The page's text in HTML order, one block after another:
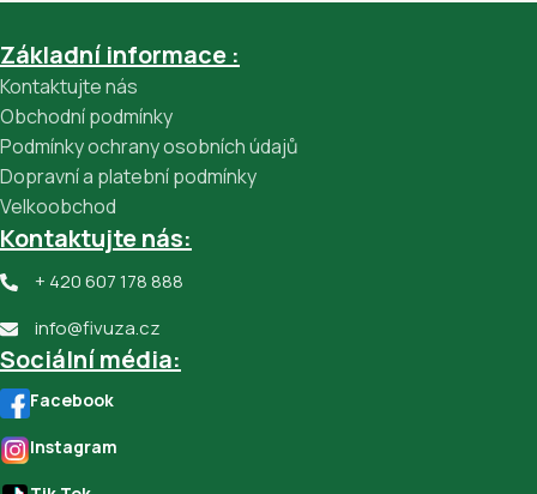
Základní informace :
Kontaktujte nás
Obchodní podmínky
Podmínky ochrany osobních údajů
Dopravní a platební podmínky
Velkoobchod
Kontaktujte nás:
+ 420 607 178 888
info@fivuza.cz
Sociální média:
Facebook
Instagram